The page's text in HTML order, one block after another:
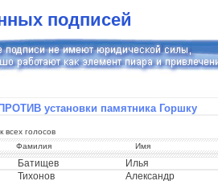
подписей
установки памятника Горшку
всех голосов
Фамилия
Имя
Батищев
Илья
Тихонов
Александр